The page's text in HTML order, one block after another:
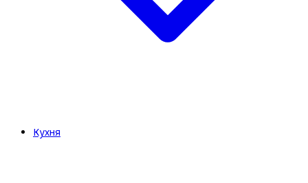
Кухня